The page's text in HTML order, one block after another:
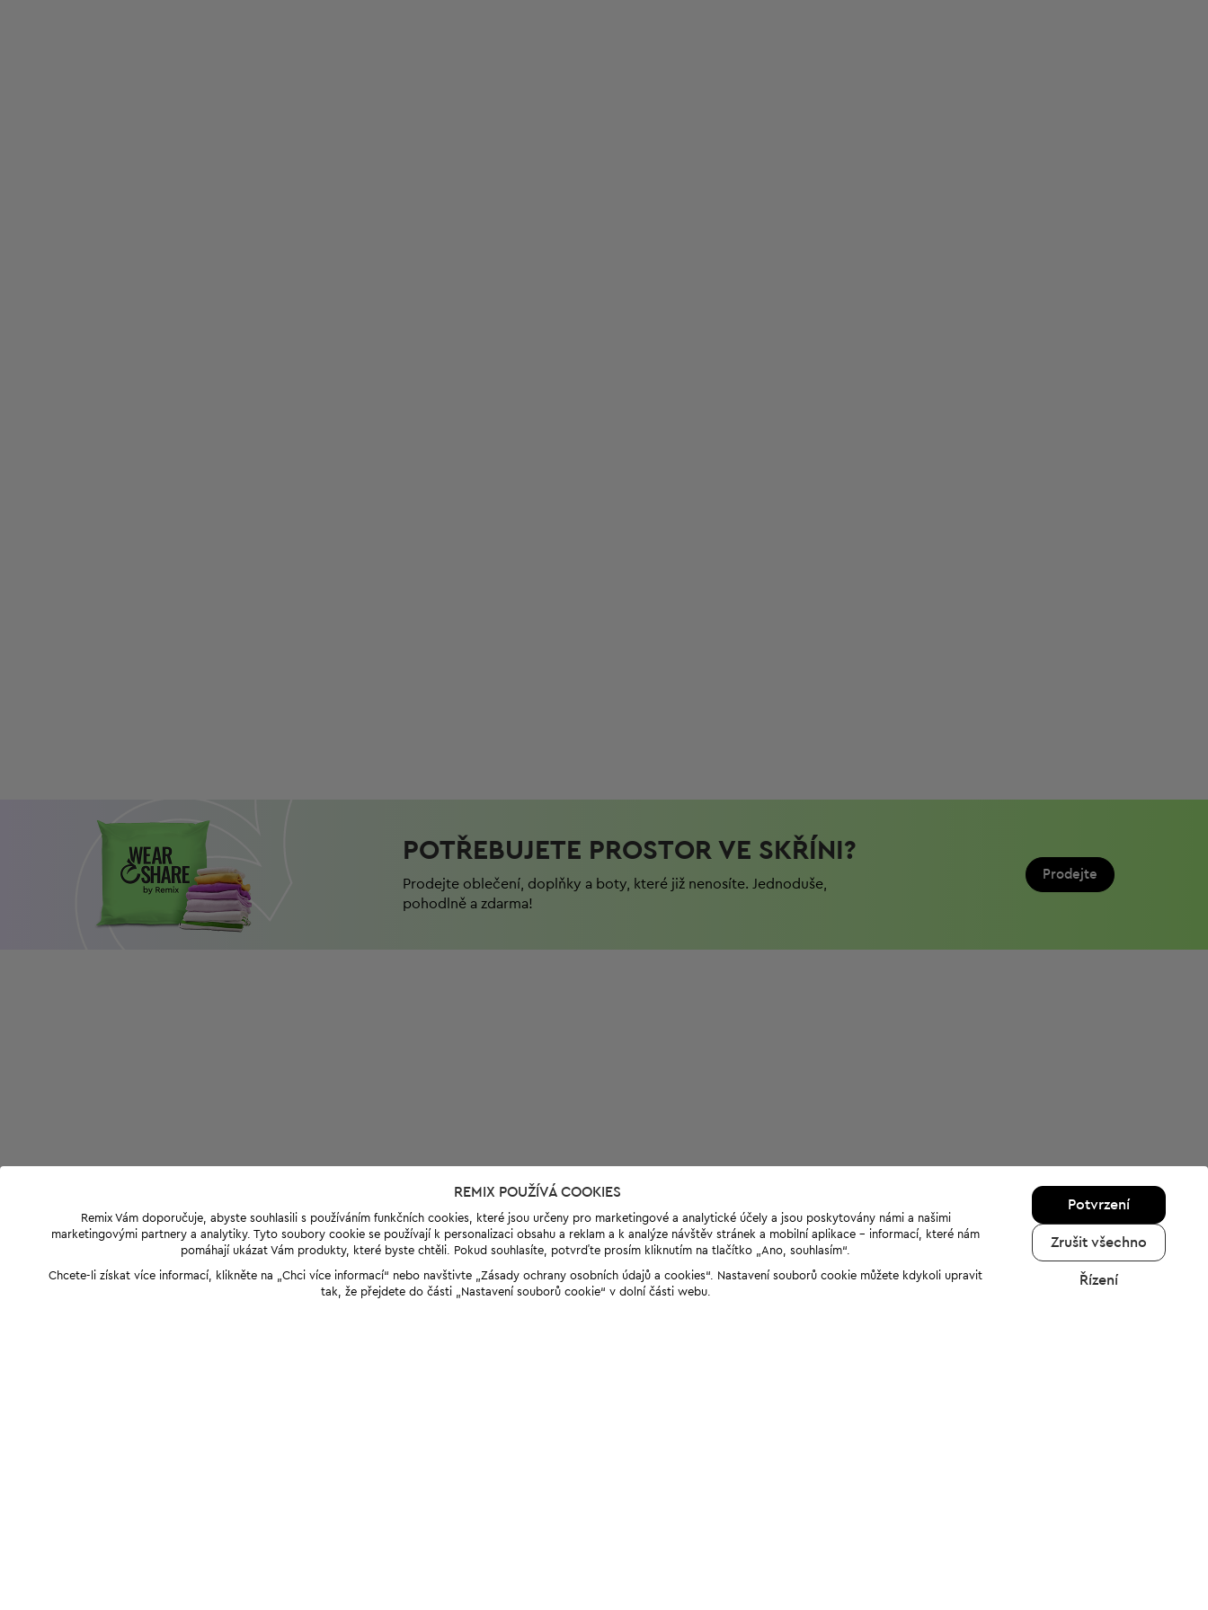
POTŘEBUJETE PROSTOR VE SKŘÍNI?
Prodejte oblečení, doplňky a boty, které již nenosíte. Jednoduše,
pohodlně a zdarma!
Prodejte
REMIX POUŽÍVÁ COOKIES
Remix Vám doporučuje, abyste souhlasili s používáním funkčních cookies, které jsou určeny pro marketingové a analytické účely a jsou poskytovány námi a našimi
marketingovými partnery a analytiky. Tyto soubory cookie se používají k personalizaci obsahu a reklam a k analýze návštěv stránek a mobilní aplikace - informací, které nám
pomáhají ukázat Vám produkty, které byste chtěli. Pokud souhlasíte, potvrďte prosím kliknutím na tlačítko „Ano, souhlasím“.
Chcete-li získat více informací, klikněte na „Chci více informací“ nebo navštivte „Zásady ochrany osobních údajů a cookies“. Nastavení souborů cookie můžete kdykoli upravit
tak, že přejdete do části „Nastavení souborů cookie“ v dolní části webu.
Potvrzení
Zrušit všechno
Řízení